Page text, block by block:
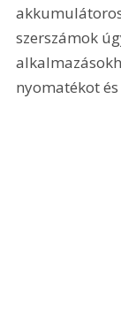
szerszámok
nyomatékot